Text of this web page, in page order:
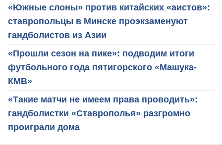
«Южные слоны» против китайских «аистов»:
ставропольцы в Минске проэкзаменуют
гандболистов из Азии
«Прошли сезон на пике»: подводим итоги
футбольного года пятигорского «Машука-
КМВ»
«Такие матчи не имеем права проводить»:
гандболистки «Ставрополья» разгромно
проиграли дома